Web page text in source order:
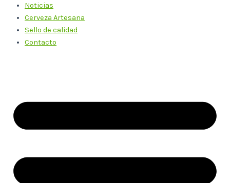
Noticias
Cerveza Artesana
Sello de calidad
Contacto